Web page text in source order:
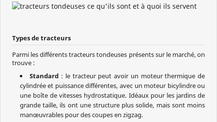
Types de tracteurs
Parmi les différents tracteurs tondeuses présents sur le marché, on
trouve :
Standard : le tracteur peut avoir un moteur thermique de
cylindrée et puissance différentes, avec un moteur bicylindre ou
une boîte de vitesses hydrostatique. Idéaux pour les jardins de
grande taille, ils ont une structure plus solide, mais sont moins
manœuvrables pour des coupes en zigzag.